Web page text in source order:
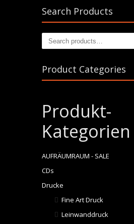
Search Products
Product Categories
Produkt-
Kategorien
AUFRÄUMRAUM - SALE
CDs
Drucke
Fine Art Druck
Leinwanddruck